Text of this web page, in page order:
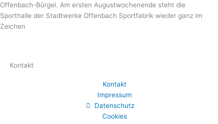
Offenbach-Bürgel. Am ersten Augustwochenende steht die
Sporthalle der Stadtwerke Offenbach Sportfabrik wieder ganz im
Zeichen
Kontakt
Kontakt
Impressum
Datenschutz
Cookies